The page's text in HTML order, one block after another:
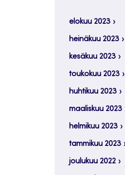
elokuu 2023
heinäkuu 2023
kesäkuu 2023
toukokuu 2023
huhtikuu 2023
maaliskuu 2023
helmikuu 2023
tammikuu 2023
joulukuu 2022